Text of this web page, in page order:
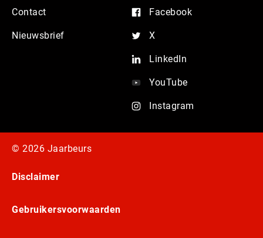
Contact
Nieuwsbrief
Facebook
X
LinkedIn
YouTube
Instagram
© 2026 Jaarbeurs
Disclaimer
Gebruikersvoorwaarden